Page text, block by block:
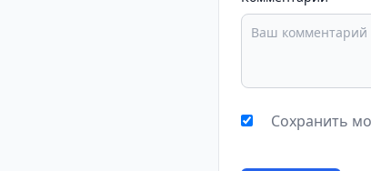
Сохранить